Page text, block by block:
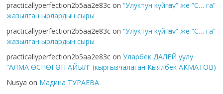
practicallyperfection2b5aa2e83c on“Улуктун күйгөнү” же “С… га”
жазылган ырлардын сыры
practicallyperfection2b5aa2e83c on“Улуктун күйгөнү” же “С… га”
жазылган ырлардын сыры
practicallyperfection2b5aa2e83c onУларбек ДАЛЕЙ уулу.
“АЛМА ӨСПӨГӨН АЙЫЛ” (кыргызчалаган Кыялбек АКМАТОВ)
Nusya on Мадина ТУРАЕВА